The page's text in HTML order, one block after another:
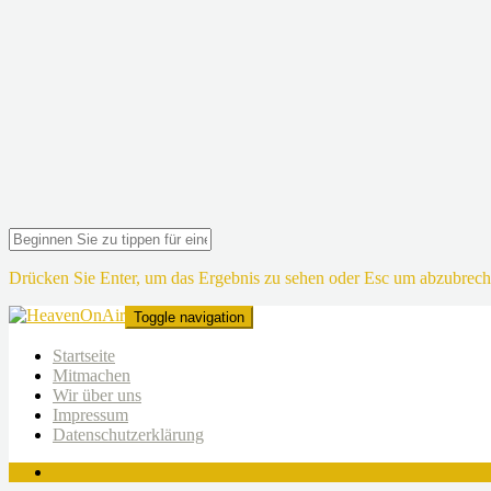
Drücken Sie Enter, um das Ergebnis zu sehen oder Esc um
Toggle navigation
Startseite
Mitmachen
Wir über uns
Impressum
Datenschutzerklärung